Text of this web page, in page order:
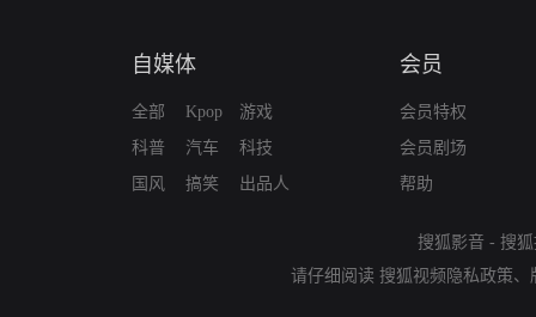
自媒体
全部
科普
国风
Kpop
汽车
搞笑
游戏
科技
出品人
会员
会员特权
会员剧场
帮助
搜狐影音 - 搜
请仔细阅读 搜狐视频隐私政策、